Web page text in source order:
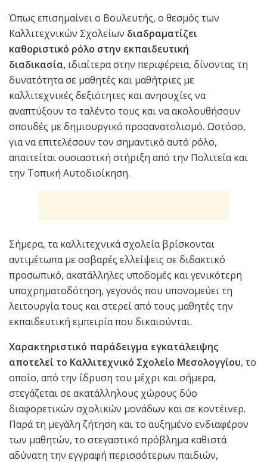
Όπως επισημαίνει ο Βουλευτής, ο θεσμός των
Καλλιτεχνικών Σχολείων διαδραματίζει
καθοριστικό ρόλο στην εκπαιδευτική
διαδικασία, ιδιαίτερα στην περιφέρεια, δίνοντας τη
δυνατότητα σε μαθητές και μαθήτριες με
καλλιτεχνικές δεξιότητες και ανησυχίες να
αναπτύξουν το ταλέντο τους και να ακολουθήσουν
σπουδές με δημιουργικό προσανατολισμό. Ωστόσο,
για να επιτελέσουν τον σημαντικό αυτό ρόλο,
απαιτείται ουσιαστική στήριξη από την Πολιτεία και
την Τοπική Αυτοδιοίκηση.
Σήμερα, τα καλλιτεχνικά σχολεία βρίσκονται
αντιμέτωπα με σοβαρές ελλείψεις σε διδακτικό
προσωπικό, ακατάλληλες υποδομές και γενικότερη
υποχρηματοδότηση, γεγονός που υπονομεύει τη
λειτουργία τους και στερεί από τους μαθητές την
εκπαιδευτική εμπειρία που δικαιούνται.
Χαρακτηριστικό παράδειγμα εγκατάλειψης
αποτελεί το Καλλιτεχνικό Σχολείο Μεσολογγίου, το
οποίο, από την ίδρυση του μέχρι και σήμερα,
στεγάζεται σε ακατάλληλους χώρους δύο
διαφορετικών σχολικών μονάδων και σε κοντέινερ.
Παρά τη μεγάλη ζήτηση και το αυξημένο ενδιαφέρον
των μαθητών, το στεγαστικό πρόβλημα καθιστά
αδύνατη την εγγραφή περισσότερων παιδιών,